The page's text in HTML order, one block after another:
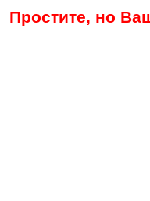
Простите, но